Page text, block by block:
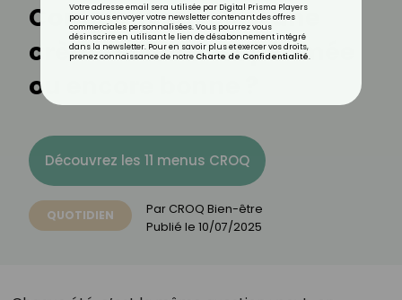
Comment savoir si une
crème solaire est périmée
ou encore bonne ?
Découvrez les 11 menus CROQ
QUOTIDIEN Par CROQ Bien-être
Publié le 10/07/2025
Votre adresse email sera utilisée par Digital Prisma Players
pour vous envoyer votre newsletter contenant des offres
commerciales personnalisées. Vous pourrez vous
désinscrire en utilisant le lien de désabonnement intégré
dans la newsletter. Pour en savoir plus et exercer vos droits,
prenez connaissance de notre Charte de Confidentialité.